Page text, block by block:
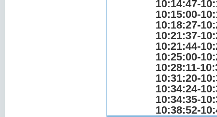
10:14:47-
10:15:00-
10:18:27-
10:21:37-
10:21:44-
10:25:00-
10:28:11-
10:31:20-
10:34:24-
10:34:35-
10:38:52-